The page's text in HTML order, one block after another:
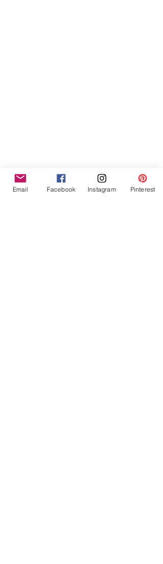
Bonne journée
Virginie / Flonya
Email Facebook Instagram Pinterest